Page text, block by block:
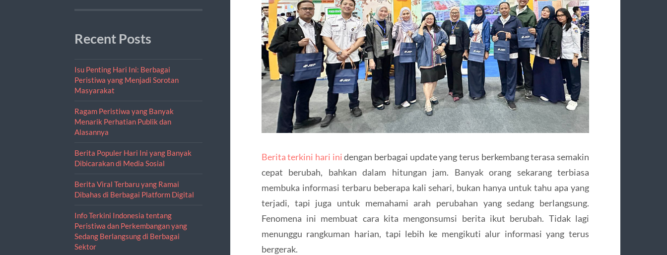
Recent Posts
Isu Penting Hari Ini: Berbagai
Peristiwa yang Menjadi Sorotan
Masyarakat
Ragam Peristiwa yang Banyak
Menarik Perhatian Publik dan
Alasannya
Berita Populer Hari Ini yang Banyak
Dibicarakan di Media Sosial
Berita Viral Terbaru yang Ramai
Dibahas di Berbagai Platform Digital
Info Terkini Indonesia tentang
Peristiwa dan Perkembangan yang
Sedang Berlangsung di Berbagai
Sektor
Berita terkini hari inidengan berbagai update yang terus berkembang terasa semakin
cepat berubah, bahkan dalam hitungan jam. Banyak orang sekarang terbiasa
membuka informasi terbaru beberapa kali sehari, bukan hanya untuk tahu apa yang
terjadi, tapi juga untuk memahami arah perubahan yang sedang berlangsung.
Fenomena ini membuat cara kita mengonsumsi berita ikut berubah. Tidak lagi
menunggu rangkuman harian, tapi lebih ke mengikuti alur informasi yang terus
bergerak.